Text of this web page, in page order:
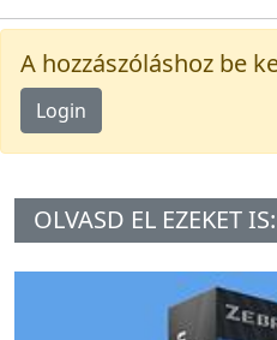
A hozzászóláshoz be
Login
OLVASD EL EZEKET IS: